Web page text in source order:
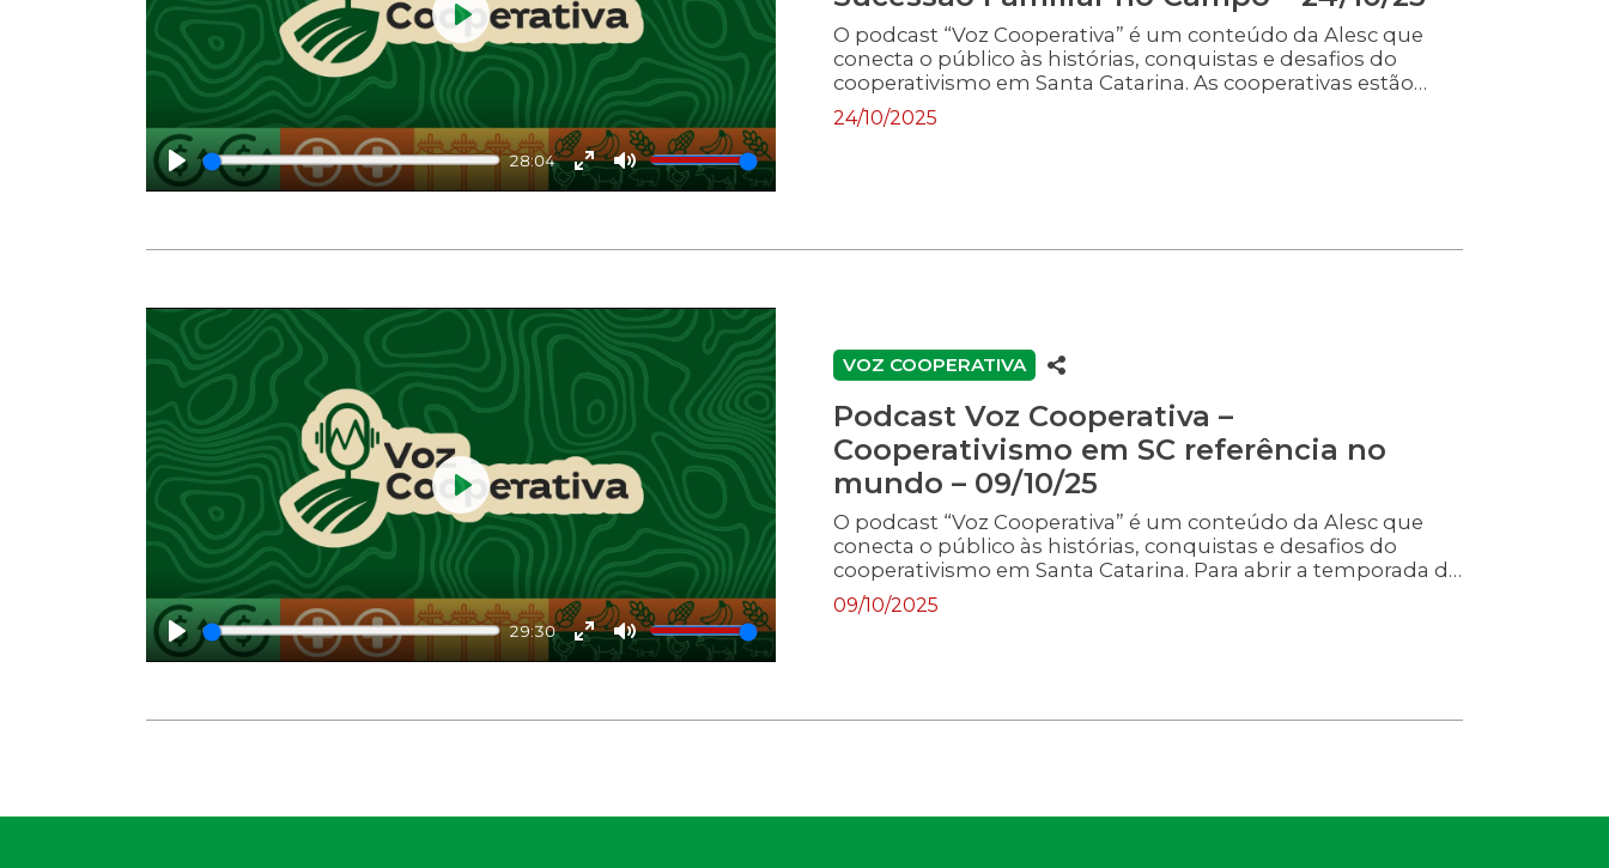
Play
28:04
EnterMute
Play
O podcast “Voz Cooperativa” é um conteúdo da Alesc que
conecta o público às histórias, conquistas e desafios do
cooperativismo em Santa Catarina. As cooperativas estão
contribuindo para mudar a realidade do êxodo rural no
estado. Para falar sobre este assunto, recebemos neste
24/10/2025
Play
29:30
EnterMute
Play
VOZ COOPERATIVA
Podcast Voz Cooperativa –
Cooperativismo em SC referência no
mundo – 09/10/25
O podcast “Voz Cooperativa” é um conteúdo da Alesc que
conecta o público às histórias, conquistas e desafios do
cooperativismo em Santa Catarina. Para abrir a temporada de
cooperação e desenvolvimento convidamos o deputado Zé
Milton Scheffer (PP), presidente da primeira Frente
09/10/2025